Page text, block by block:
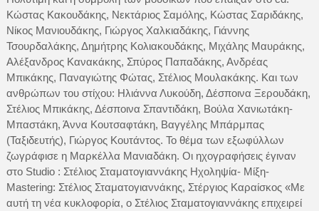
Κώστας Κακουδάκης, Νεκτάριος Σαμόλης, Κώστας Σαριδάκης,
Νίκος Μανιουδάκης, Γιώργος Χαλκιαδάκης, Γιάννης
Τσουρδαλάκης, Δημήτρης Κολιακουδάκης, Μιχάλης Μαυράκης,
Αλέξανδρος Κανακάκης, Σπύρος Παπαδάκης, Ανδρέας
Μπικάκης, Παναγιώτης Φώτας, Στέλιος Μουλακάκης. Και των
ανθρώπων του στίχου: Ηλιάννα Λυκούδη, Δέσποινα Ξερουδάκη,
Στέλιος Μπικάκης, Δέσποινα Σπαντιδάκη, Βούλα Χανιωτάκη-
Μπαστάκη, Άννα Κουτσαφτάκη, Βαγγέλης Μπάρμπας
(Ταξιδευτής), Γιώργος Κουτάντος. Το θέμα των εξωφύλλων
ζωγράφισε η Μαρκέλλα Μανιαδάκη. Οι ηχογραφήσεις έγιναν
στο Studio : Στέλιος Σταματογιαννάκης Ηχοληψία- Μίξη-
Mastering: Στέλιος Σταματογιαννάκης, Στέργιος Καραίσκος «Με
αυτή τη νέα κυκλοφορία, ο Στέλιος Σταματογιαννάκης επιχειρεί